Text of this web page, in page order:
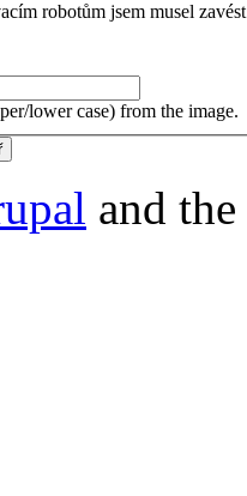
robotům jsem musel
lower case) from the image.
and the